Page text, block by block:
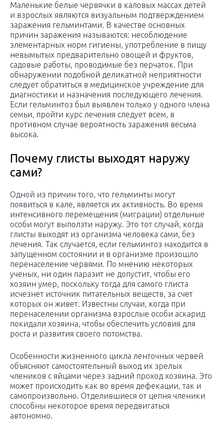
Маленькие белые червячки в каловых массах детей
и взрослых являются визуальным подтверждением
заражения гельминтами. В качестве основных
причин заражения называются: несоблюдение
элементарных норм гигиены, употребление в пищу
невымытых предварительно овощей и фруктов,
садовые работы, проводимые без перчаток. При
обнаружении подобной деликатной неприятности
следует обратиться в медицинское учреждение для
диагностики и назначения последующего лечения.
Если гельминтоз был выявлен только у одного члена
семьи, пройти курс лечения следует всем, в
противном случае вероятность заражения весьма
высока.
Почему глисты выходят наружу
сами?
Одной из причин того, что гельминты могут
появиться в кале, является их активность. Во время
интенсивного перемещения (миграции) отдельные
особи могут выползти наружу. Это тот случай, когда
глисты выходят из организма человека сами, без
лечения. Так случается, если гельминтоз находится в
запущенном состоянии и в организме произошло
перенаселение червями. По мнению некоторых
ученых, ни один паразит не допустит, чтобы его
хозяин умер, поскольку тогда для самого глиста
исчезнет источник питательных веществ, за счет
которых он живет. Известны случаи, когда при
перенаселении организма взрослые особи аскарид
покидали хозяина, чтобы обеспечить условия для
роста и развития своего потомства.
Особенности жизненного цикла ленточных червей
объясняют самостоятельный выход их зрелых
члеников с яйцами через задний проход хозяина. Это
может происходить как во время дефекации, так и
самопроизвольно. Отделившиеся от цепня членики
способны некоторое время передвигаться
автономно.